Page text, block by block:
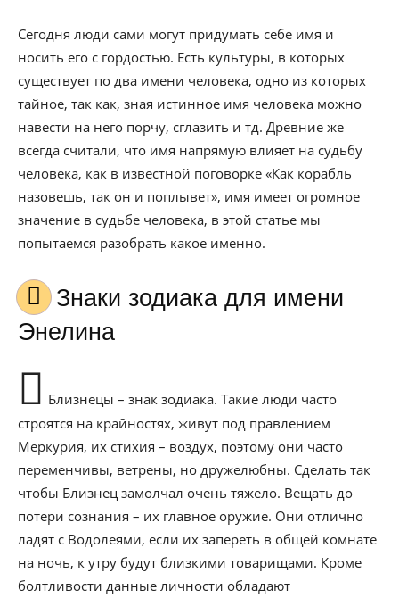
Сегодня люди сами могут придумать себе имя и
носить его с гордостью. Есть культуры, в которых
существует по два имени человека, одно из которых
тайное, так как, зная истинное имя человека можно
навести на него порчу, сглазить и тд. Древние же
всегда считали, что имя напрямую влияет на судьбу
человека, как в известной поговорке «Как корабль
назовешь, так он и поплывет», имя имеет огромное
значение в судьбе человека, в этой статье мы
попытаемся разобрать какое именно.
Знаки зодиака для имени
Энелина
Близнецы – знак зодиака. Такие люди часто
строятся на крайностях, живут под правлением
Меркурия, их стихия – воздух, поэтому они часто
переменчивы, ветрены, но дружелюбны. Сделать так
чтобы Близнец замолчал очень тяжело. Вещать до
потери сознания – их главное оружие. Они отлично
ладят с Водолеями, если их запереть в общей комнате
на ночь, к утру будут близкими товарищами. Кроме
болтливости данные личности обладают